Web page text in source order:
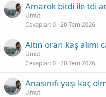
Amarok bitdi ile tdi
Umut
Cevaplar 0 20 Tem 2026
Altın oran kaş alımı
Umut
Cevaplar 0 20 Tem 2026
Anasınıfı yaşı kaç
Umut